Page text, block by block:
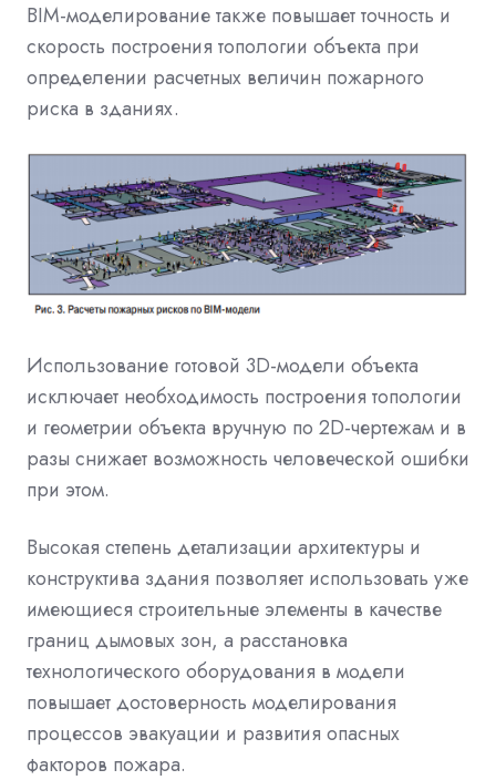
BIM-моделирование также повышает точность и
скорость построения топологии объекта при
определении расчетных величин пожарного
риска в зданиях.
Использование готовой 3D-модели объекта
исключает необходимость построения топологии
и геометрии объекта вручную по 2D-чертежам и в
разы снижает возможность человеческой ошибки
при этом.
Высокая степень детализации архитектуры и
конструктива здания позволяет использовать уже
имеющиеся строительные элементы в качестве
границ дымовых зон, а расстановка
технологического оборудования в модели
повышает достоверность моделирования
процессов эвакуации и развития опасных
факторов пожара.